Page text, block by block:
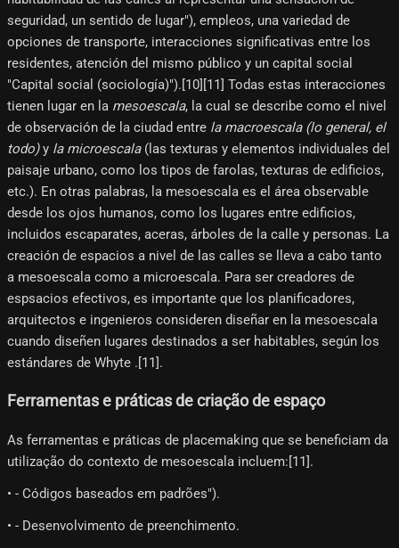
seguridad, un sentido de lugar"), empleos, una variedad de
opciones de transporte, interacciones significativas entre los
residentes, atención del mismo público y un capital social
"Capital social (sociología)").[10]​[11]​ Todas estas interacciones
tienen lugar en la mesoescala, la cual se describe como el nivel
de observación de la ciudad entre la macroescala (lo general, el
todo)y la microescala(las texturas y elementos individuales del
paisaje urbano, como los tipos de farolas, texturas de edificios,
etc.). En otras palabras, la mesoescala es el área observable
desde los ojos humanos, como los lugares entre edificios,
incluidos escaparates, aceras, árboles de la calle y personas. La
creación de espacios a nivel de las calles se lleva a cabo tanto
a mesoescala como a microescala. Para ser creadores de
espsacios efectivos, es importante que los planificadores,
arquitectos e ingenieros consideren diseñar en la mesoescala
cuando diseñen lugares destinados a ser habitables, según los
estándares de Whyte .[11]​.
Ferramentas e práticas de criação de espaço
As ferramentas e práticas de placemaking que se beneficiam da
utilização do contexto de mesoescala incluem:[11]​.
• - Códigos baseados em padrões").
• - Desenvolvimento de preenchimento.